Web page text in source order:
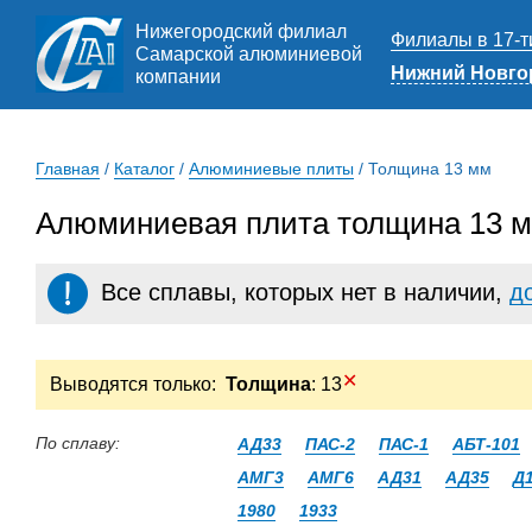
Нижегородский филиал
Самарской алюминиевой
компании
Филиалы в 17-
Нижний
Главная / Каталог / Алюминиевые плиты / Толщина 13 мм
Алюминиевая плита толщина 13
Все сплавы, которых нет в наличии,
Выводятся только: Толщина: 13✕
По сплаву: АД33 ПАС-2 ПАС-1
АБТ-101
АМГ3
АМГ6 АД31 АД35
1980
1933